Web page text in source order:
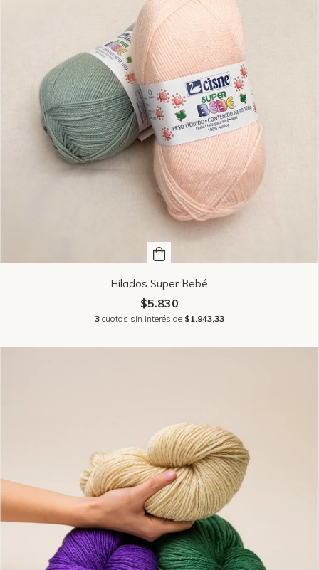
Hilados Super Bebé
$5.830
3 cuotas sin interés de $1.943,33